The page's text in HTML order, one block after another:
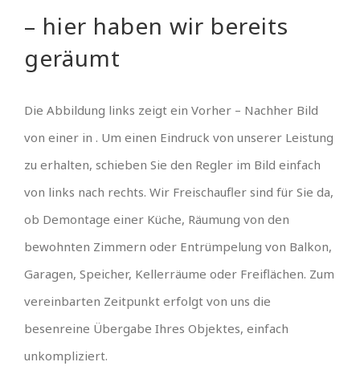
– hier haben wir bereits
geräumt
Die Abbildung links zeigt ein Vorher – Nachher Bild
von einer in . Um einen Eindruck von unserer Leistung
zu erhalten, schieben Sie den Regler im Bild einfach
von links nach rechts. Wir Freischaufler sind für Sie da,
ob Demontage einer Küche, Räumung von den
bewohnten Zimmern oder Entrümpelung von Balkon,
Garagen, Speicher, Kellerräume oder Freiflächen. Zum
vereinbarten Zeitpunkt erfolgt von uns die
besenreine Übergabe Ihres Objektes, einfach
unkompliziert.